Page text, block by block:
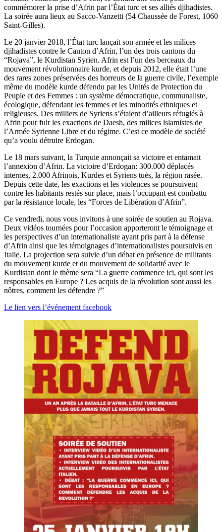
commémorer la prise d’Afrin par l’État turc et ses alliés djihadistes.
La soirée aura lieux au Sacco-Vanzetti (54 Chaussée de Forest, 1060
Saint-Gilles).
Le 20 janvier 2018, l’État turc lançait son armée et les milices
djihadistes contre le Canton d’Afrin, l’un des trois cantons du
“Rojava”, le Kurdistan Syrien. Afrin est l’un des berceaux du
mouvement révolutionnaire kurde, et depuis 2012, elle était l’une
des rares zones préservées des horreurs de la guerre civile, l’exemple
même du modèle kurde défendu par les Unités de Protection du
Peuple et des Femmes : un système démocratique, communaliste,
écologique, défendant les femmes et les minorités ethniques et
religieuses. Des milliers de Syriens s’étaient d’ailleurs réfugiés à
Afrin pour fuir les exactions de Daesh, des milices islamistes de
l’Armée Syrienne Libre et du régime. C’est ce modèle de société
qu’a voulu détruire Erdogan.
Le 18 mars suivant, la Turquie annonçait sa victoire et entamait
l’annexion d’Afrin. La victoire d’Erdogan: 300.000 déplacés
internes, 2.000 Afrinois, Kurdes et Syriens tués, la région rasée.
Depuis cette date, les exactions et les violences se poursuivent
contre les habitants restés sur place, mais l’occupant est combattu
par la résistance locale, les “Forces de Libération d’Afrin”.
Ce vendredi, nous vous invitons à une soirée de soutien au Rojava.
Deux vidéos tournées pour l’occasion apporteront le témoignage et
les perspectives d’un internationaliste ayant pris part à la défense
d’Afrin ainsi que les témoignages d’internationalistes poursuivis en
Italie. La projection sera suivie d’un débat en présence de militants
du mouvement kurde et du mouvement de solidarité avec le
Kurdistan dont le thème sera “La guerre commence ici, qui sont les
responsables en Europe ? Les acquis de la révolution sont aussi les
nôtres, comment les défendre ?”
Le lien vers l’événement facebook